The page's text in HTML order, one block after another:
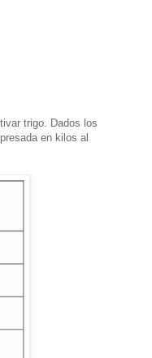
trigo. Dados los
en kilos al